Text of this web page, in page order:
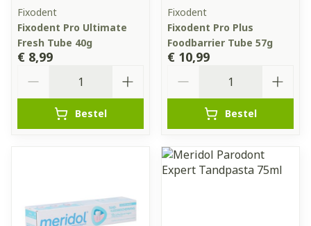
Fixodent
Fixodent Pro Ultimate
Fresh Tube 40g
€ 8,99
Bestel
Fixodent
Fixodent Pro Plus
Foodbarrier Tube 57g
€ 10,99
Bestel